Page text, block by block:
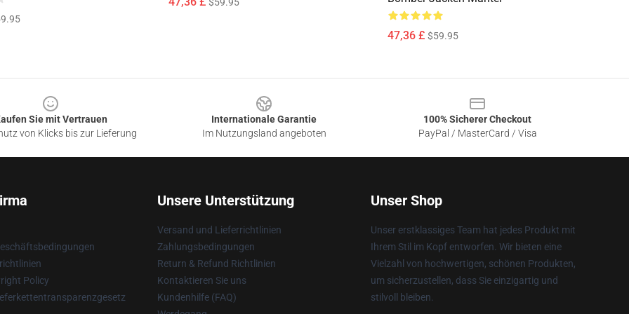
47,36 £ $59.95
Sie mit Vertrauen
von Klicks bis zur Lieferung
Internationale Garantie
Im Nutzungsland angeboten
100% Sicherer Checkout
PayPal / MasterCard / Visa
Policy
Unsere Unterstützung
Versand und Lieferrichtlinien
Zahlungsbedingungen
Return & Refund Richtlinien
Kontaktieren Sie uns
Kundenhilfe (FAQ)
Unser Shop
Unser erstklassiges Team hat jedes Produkt mit
Ihrem Stil im Kopf entworfen. Wir bieten eine
Vielzahl von hochwertigen, schönen Produkten,
um sicherzustellen, dass Sie einzigartig und
stilvoll bleiben.